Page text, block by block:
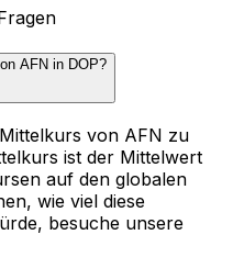
AFN in DOP?
von AFN zu
auf den globalen
wie viel diese
besuche unsere